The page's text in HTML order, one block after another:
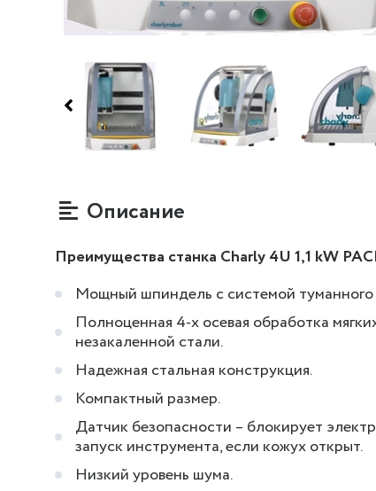
Описание
Преимущества станка Charly 4U 1,1 kW
Мощный шпиндель с системой
Полноценная 4-х осевая обработка
незакаленной стали.
Надежная стальная конструкция.
Компактный размер.
Датчик безопасности – блокирует
запуск инструмента, если кожух открыт.
Низкий уровень шума.